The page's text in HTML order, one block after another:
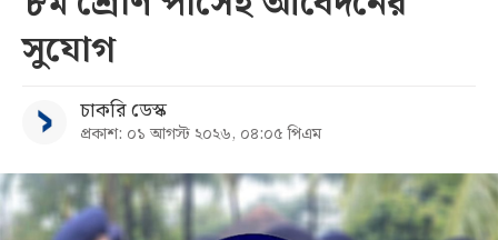
সুযোগ
চাকরি ডেস্ক
প্রকাশ: ০১ আগস্ট ২০২৬, ০৪:০৫ পিএম